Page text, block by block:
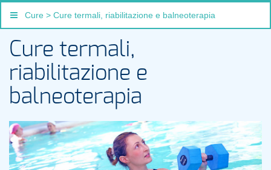
Cure > Cure termali, riabilitazione e balneoterapia
Cure termali,
riabilitazione e
balneoterapia